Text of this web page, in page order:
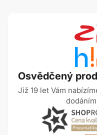
Osvědčený
Již 19 let Vám